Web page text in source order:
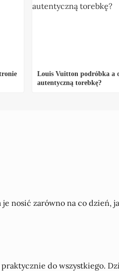
Louis Vuitton podróbka a
autentyczną torebkę?
nosić zarówno na co dzień,
do wszystkiego.